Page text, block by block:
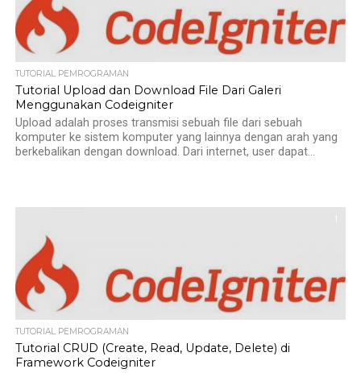
TUTORIAL PEMROGRAMAN
Tutorial Upload dan Download File Dari Galeri
Menggunakan Codeigniter
Upload adalah proses transmisi sebuah file dari sebuah
komputer ke sistem komputer yang lainnya dengan arah yang
berkebalikan dengan download. Dari internet, user dapat...
1
TUTORIAL PEMROGRAMAN
Tutorial CRUD (Create, Read, Update, Delete) di
Framework Codeigniter